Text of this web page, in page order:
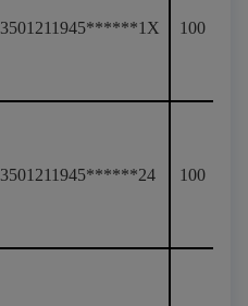
3501211945******1X 100
3501211945******24 100